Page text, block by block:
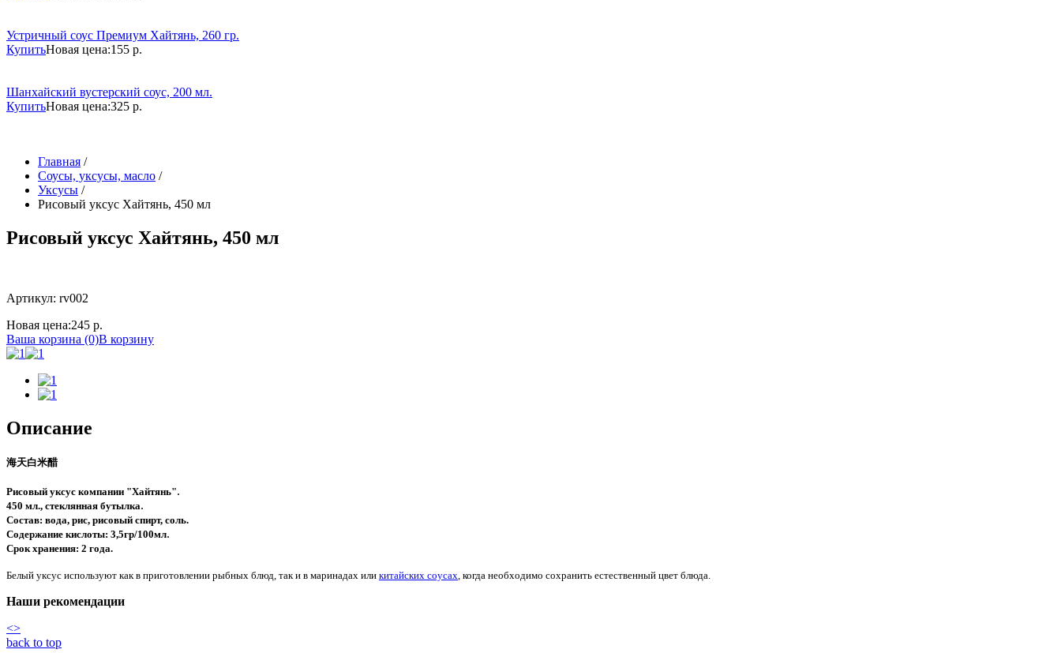
Устричный соус Премиум Хайтянь, 260 гр.
КупитьНовая цена:155 р.
Шанхайский вустерский соус, 200 мл.
КупитьНовая цена:325 р.
Главная /
Соусы, уксусы, масло /
Уксусы /
Рисовый уксус Хайтянь, 450 мл
Рисовый уксус Хайтянь, 450 мл
Артикул: rv002
Новая цена:245 р.
Ваша корзина (0)В корзину
Описание
海天白米醋
Рисовый уксус компании "Хайтянь".
450 мл., стеклянная бутылка.
Состав: вода, рис, рисовый спирт, соль.
Содержание кислоты: 3,5гр/100мл.
Срок хранения: 2 года.
Белый уксус используют как в приготовлении рыбных блюд, так и в маринадах или китайских соусах , когда необходимо сохранить естественный цвет блюда.
Наши рекомендации
<>
back to top